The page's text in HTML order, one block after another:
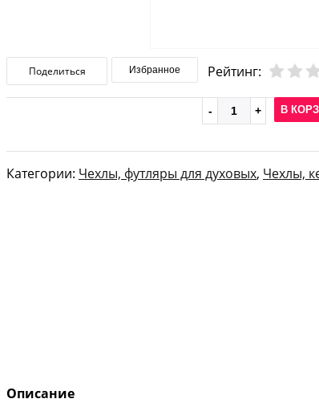
Поделиться Избранное Рейтинг:
В
Категории: Чехлы, футляры для духовых, Чехлы,
Описание